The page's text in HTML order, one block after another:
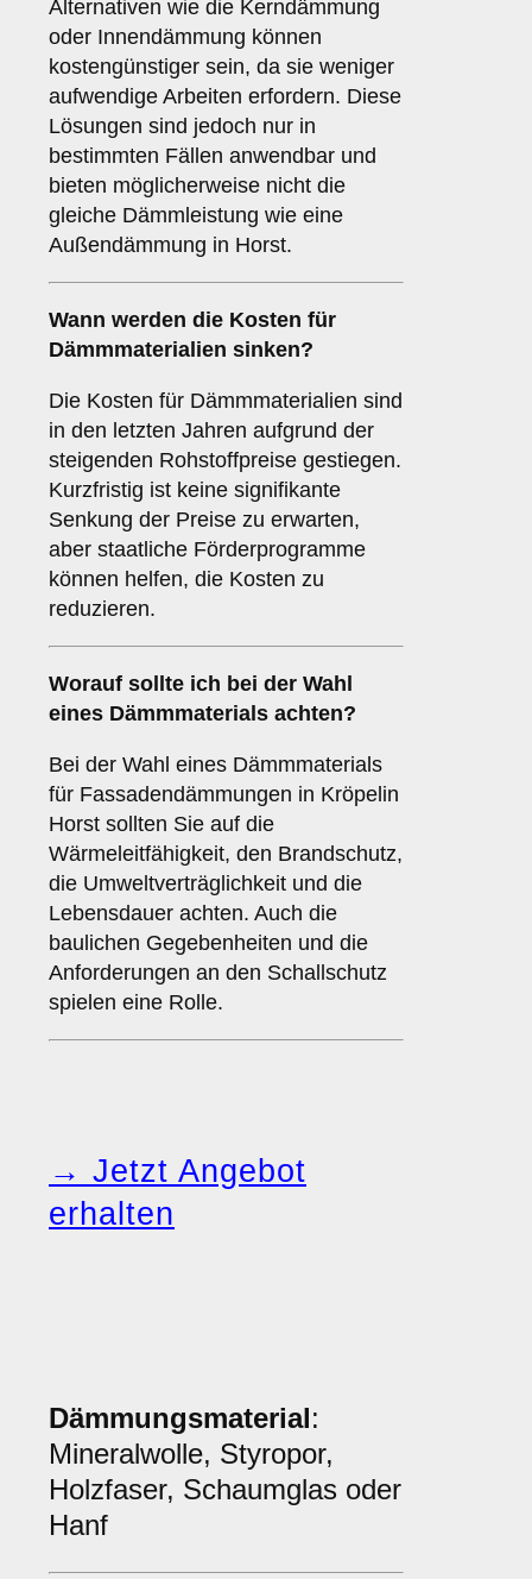
Alternativen wie die Kerndämmung
oder Innendämmung können
kostengünstiger sein, da sie weniger
aufwendige Arbeiten erfordern. Diese
Lösungen sind jedoch nur in
bestimmten Fällen anwendbar und
bieten möglicherweise nicht die
gleiche Dämmleistung wie eine
Außendämmung in Horst.
Wann werden die Kosten für
Dämmmaterialien sinken?
Die Kosten für Dämmmaterialien sind
in den letzten Jahren aufgrund der
steigenden Rohstoffpreise gestiegen.
Kurzfristig ist keine signifikante
Senkung der Preise zu erwarten,
aber staatliche Förderprogramme
können helfen, die Kosten zu
reduzieren.
Worauf sollte ich bei der Wahl
eines Dämmmaterials achten?
Bei der Wahl eines Dämmmaterials
für Fassadendämmungen in Kröpelin
Horst sollten Sie auf die
Wärmeleitfähigkeit, den Brandschutz,
die Umweltverträglichkeit und die
Lebensdauer achten. Auch die
baulichen Gegebenheiten und die
Anforderungen an den Schallschutz
spielen eine Rolle.
→ Jetzt Angebot
erhalten
Dämmungsmaterial:
Mineralwolle, Styropor,
Holzfaser, Schaumglas oder
Hanf